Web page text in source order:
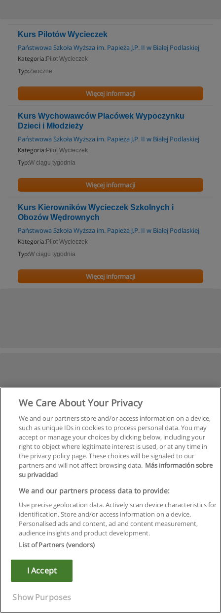
Kurs Pilotów Wycieczek
Państwowa Szkoła Wyższa im. Papieża J.P. II w Białej Podlaskiej
Kategoria: Pilot Wycieczek
Typ:Zaoczne
Więcej informacji
Kurs Wychowawców Placówek Wypoczynku
Dzieci i Młodzieży
Państwowa Szkoła Wyższa im. Papieża J.P. II w Białej Podlaskiej
Kategoria: Pilot Wycieczek
Typ:W ciągu tygodnia
Więcej informacji
Kurs Kierowników Wycieczek Szkolnych i
Obozów Wędrownych
Państwowa Szkoła Wyższa im. Papieża J.P. II w Białej Podlaskiej
Kategoria: Pilot Wycieczek
Typ:W ciągu tygodnia
Więcej informacji
Regulamin
Polityka ochrony danych osobowych
Copyright © Educaedu Business S.L. - CIF : B-95610580: -
We Care About Your Privacy
We and our partners store and/or access information on a device,
such as unique IDs in cookies to process personal data. You may
accept or manage your choices by clicking below, including your
right to object where legitimate interest is used, or at any time in
the privacy policy page. These choices will be signaled to our
partners and will not affect browsing data. Más información sobre
su privacidad
We and our partners process data to provide:
Use precise geolocation data. Actively scan device characteristics for
identification. Store and/or access information on a device.
Personalised ads and content, ad and content measurement,
audience insights and product development.
List of Partners (vendors)
I Accept
Show Purposes